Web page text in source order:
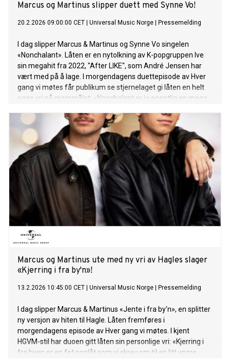
Marcus og Martinus slipper duett med Synne Vo!
20.2.2026 09:00:00 CET Universal Music Norge Pressemelding
I dag slipper Marcus & Martinus og Synne Vo singelen
«Nonchalant». Låten er en nytolkning av K-popgruppen Ive
sin megahit fra 2022, "After LIKE", som André Jensen har
vært med på å lage. I morgendagens duettepisode av Hver
gang vi møtes får publikum se stjernelaget gi låten en helt
egen vri på morsmålet: «Nonchalant er jo egentlig en mega
produsert! Vi tenkte med en gang at Norge selvfølgelig også
må få høre den bangeren, men kanskje på norsk i stedet!
Denne synes vi passer perfekt til både oss og Synne!» sier
Marcus & Martinus. Hør låten HER! "Nonchalant" er ute nå på
alle strømmetjenester. Mer om Hver gang vi møtes: Med
årets sesong av HGVM markerer Marcus & Martinus sitt
tilbakevendende fokus på norskspråklige låter. 8. mai 2026
inntar de scenen på Unity Arena i Oslo med “The Room” - en
unik one night only konsertopplevelse som er en inngang i
guttas eget univers og starten på en helt ny æra. Kjøp
billetter HER. Espen Lind, Ma
Marcus og Martinus ute med ny vri av Hagles slager
«Kjerring i fra by'n»!
13.2.2026 10:45:00 CET Universal Music Norge Pressemelding
I dag slipper Marcus & Martinus «Jente i fra by'n», en splitter
ny versjon av hiten til Hagle. Låten fremføres i
morgendagens episode av Hver gang vi møtes. I kjent
HGVM-stil har duoen gitt låten sin personlige vri: «Kjerring i
fra byen er en fet poplåt som vi skrev om til en litt yngre